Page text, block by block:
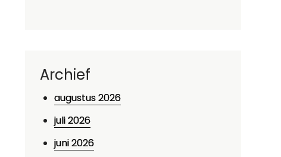
Archief
augustus 2026
juli 2026
juni 2026